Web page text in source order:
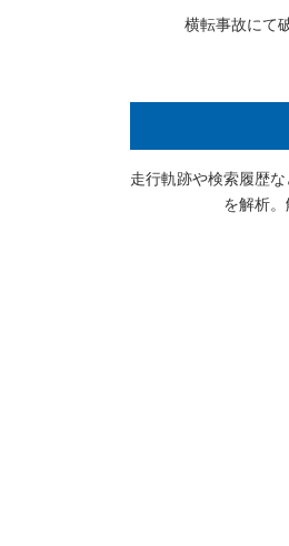
横転事故にて
走行軌跡や検索履歴
を解析